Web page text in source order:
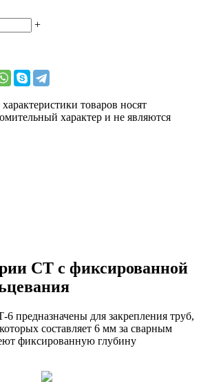
+
товаров носят
характер и не являются
СТ с фиксированной
предназначены для закрепления труб,
составляет 6 мм за сварным
фиксированную глубину